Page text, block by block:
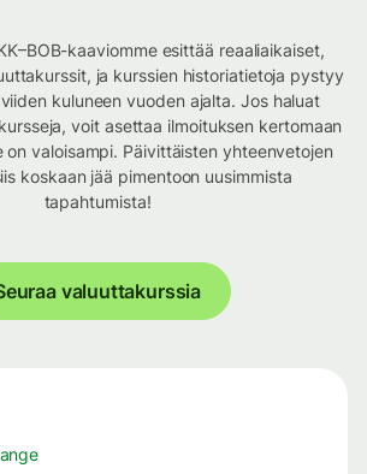
kaaviomme esittää reaaliaikaiset,
ja kurssien historiatietoja pystyy
kuluneen vuoden ajalta. Jos haluat
voit asettaa ilmoituksen kertomaan
on valoisampi. Päivittäisten yhteenvetojen
koskaan jää pimentoon uusimmista
tapahtumista!
valuuttakurssia